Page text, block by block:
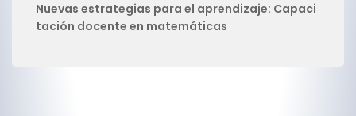
Nuevas estrategias para el aprendizaje: Capaci
tación docente en matemáticas